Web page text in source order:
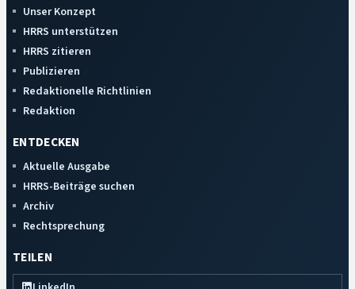
Unser Konzept
HRRS unterstützen
HRRS zitieren
Publizieren
Redaktionelle Richtlinien
Redaktion
ENTDECKEN
Aktuelle Ausgabe
HRRS-Beiträge suchen
Archiv
Rechtsprechung
TEILEN